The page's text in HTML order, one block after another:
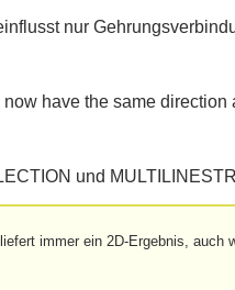
nur
have the same
und
immer ein 2D-Ergebnis, auch